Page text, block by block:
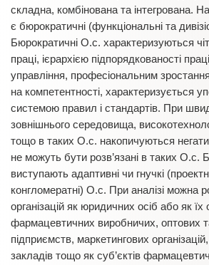
складна, комбінована та інтегрована.
є бюрократичні (функціональні та
Бюрократичні О.с. характеризуються
праці, ієрархією підпорядкованості
управління, професіональним
на компетентності, характеризується
системою правил і стандартів. При
зовнішнього середовища,
тощо в таких О.с. накопичуються
не можуть бути розв’язані в таких О.с.
виступають адаптивні чи гнучкі
конгломератні) О.с. При аналізі можна
організацій як юридичних осіб або як
фармацевтичних виробничих, оптових
підприємств, маркетингових
закладів тощо як суб’єктів